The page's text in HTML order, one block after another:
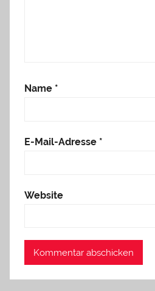
Name *
E-Mail-Adresse *
Website